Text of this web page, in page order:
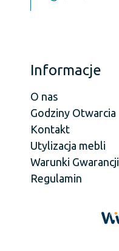
Informacje
O nas
Godziny Otwarcia
Kontakt
Utylizacja mebli
Warunki Gwarancji
Regulamin